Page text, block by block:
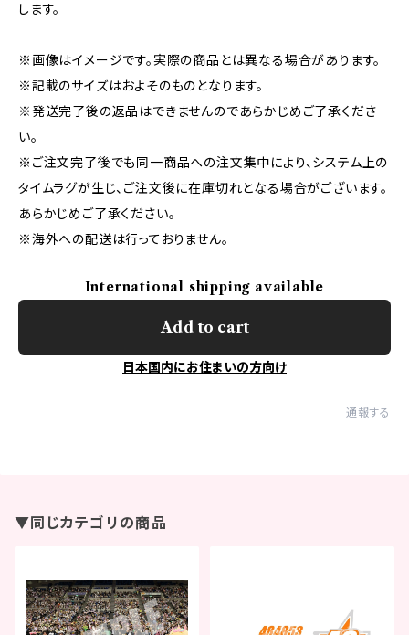
します。
※画像はイメージです。実際の商品とは異なる場合があります。
※記載のサイズはおよそのものとなります。
※発送完了後の返品はできませんのであらかじめご了承くださ
い。
※ご注文完了後でも同一商品への注文集中により、システム上の
タイムラグが生じ、ご注文後に在庫切れとなる場合がございます。
あらかじめご了承ください。
※海外への配送は行っておりません。
International shipping available
Add to cart
日本国内にお住まいの方向け
通報する
▼同じカテゴリの商品